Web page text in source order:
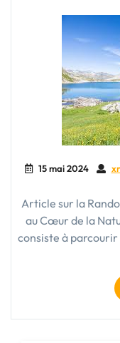
15 mai 2024
Article sur la
au Cœur de la
consiste à